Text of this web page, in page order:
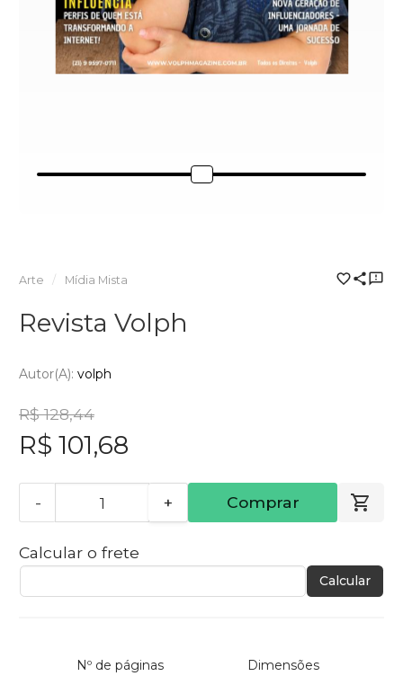
Arte Mídia Mista
Revista Volph
Autor(a): volph
R$ 128,44
R$ 101,68
- + Comprar
Calcular o frete
Calcular
Nº de páginas Dimensões